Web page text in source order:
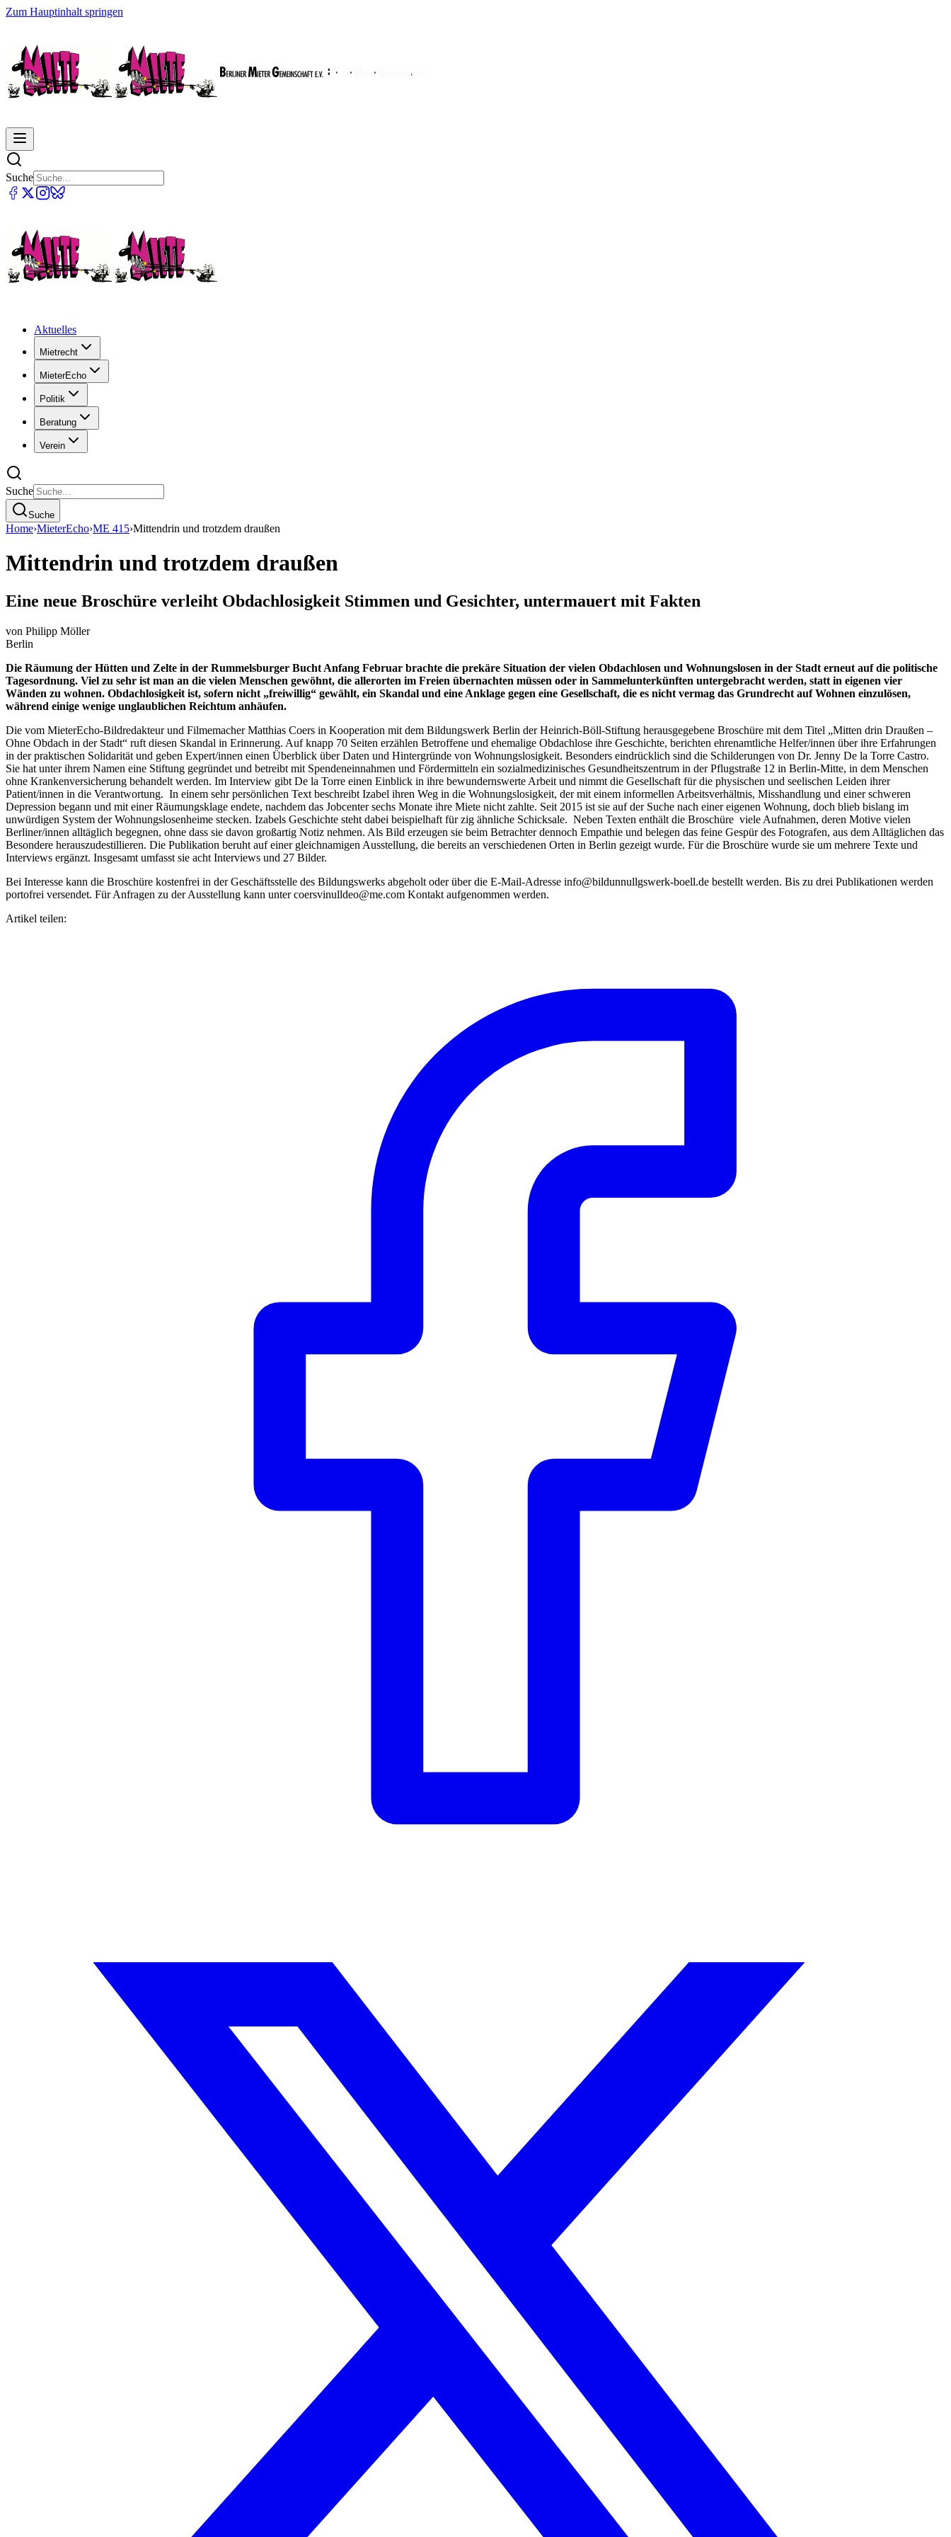
Zum Hauptinhalt springen
Suche
Aktuelles
Mietrecht
MieterEcho
Politik
Beratung
Verein
Suche
Suche
Home›MieterEcho›ME 415›Mittendrin und trotzdem draußen
Mittendrin und trotzdem draußen
Eine neue Broschüre verleiht Obdachlosigkeit Stimmen und Gesichter, untermauert mit Fakten
von Philipp Möller
Berlin
Die Räumung der Hütten und Zelte in der Rummelsburger Bucht Anfang Februar brachte die prekäre Situation der vielen Obdachlosen und Wohnungslosen in der Stadt erneut auf die politische
Tagesordnung. Viel zu sehr ist man an die vielen Menschen gewöhnt, die allerorten im Freien übernachten müssen oder in Sammelunterkünften untergebracht werden, statt in eigenen vier
Wänden zu wohnen. Obdachlosigkeit ist, sofern nicht „freiwillig“ gewählt, ein Skandal und eine Anklage gegen eine Gesellschaft, die es nicht vermag das Grundrecht auf Wohnen einzulösen,
während einige wenige unglaublichen Reichtum anhäufen.
Die vom MieterEcho-Bildredakteur und Filmemacher Matthias Coers in Kooperation mit dem Bildungswerk Berlin der Heinrich-Böll-Stiftung herausgegebene Broschüre mit dem Titel „Mitten drin Draußen –
Ohne Obdach in der Stadt“ ruft diesen Skandal in Erinnerung. Auf knapp 70 Seiten erzählen Betroffene und ehemalige Obdachlose ihre Geschichte, berichten ehrenamtliche Helfer/innen über ihre Erfahrungen
in der praktischen Solidarität und geben Expert/innen einen Überblick über Daten und Hintergründe von Wohnungslosigkeit. Besonders eindrücklich sind die Schilderungen von Dr. Jenny De la Torre Castro.
Sie hat unter ihrem Namen eine Stiftung gegründet und betreibt mit Spendeneinnahmen und Fördermitteln ein sozialmedizinisches Gesundheitszentrum in der Pflugstraße 12 in Berlin-Mitte, in dem Menschen
ohne Krankenversicherung behandelt werden. Im Interview gibt De la Torre einen Einblick in ihre bewundernswerte Arbeit und nimmt die Gesellschaft für die physischen und seelischen Leiden ihrer
Patient/innen in die Verantwortung. In einem sehr persönlichen Text beschreibt Izabel ihren Weg in die Wohnungslosigkeit, der mit einem informellen Arbeitsverhältnis, Misshandlung und einer schweren
Depression begann und mit einer Räumungsklage endete, nachdem das Jobcenter sechs Monate ihre Miete nicht zahlte. Seit 2015 ist sie auf der Suche nach einer eigenen Wohnung, doch blieb bislang im
unwürdigen System der Wohnungslosenheime stecken. Izabels Geschichte steht dabei beispielhaft für zig ähnliche Schicksale. Neben Texten enthält die Broschüre viele Aufnahmen, deren Motive vielen
Berliner/innen alltäglich begegnen, ohne dass sie davon großartig Notiz nehmen. Als Bild erzeugen sie beim Betrachter dennoch Empathie und belegen das feine Gespür des Fotografen, aus dem Alltäglichen das
Besondere herauszudestillieren. Die Publikation beruht auf einer gleichnamigen Ausstellung, die bereits an verschiedenen Orten in Berlin gezeigt wurde. Für die Broschüre wurde sie um mehrere Texte und
Interviews ergänzt. Insgesamt umfasst sie acht Interviews und 27 Bilder.
Bei Interesse kann die Broschüre kostenfrei in der Geschäftsstelle des Bildungswerks abgeholt oder über die E-Mail-Adresse info@bildunnullgswerk-boell.de bestellt werden. Bis zu drei Publikationen werden
portofrei versendet. Für Anfragen zu der Ausstellung kann unter coersvinulldeo@me.com Kontakt aufgenommen werden.
Artikel teilen: